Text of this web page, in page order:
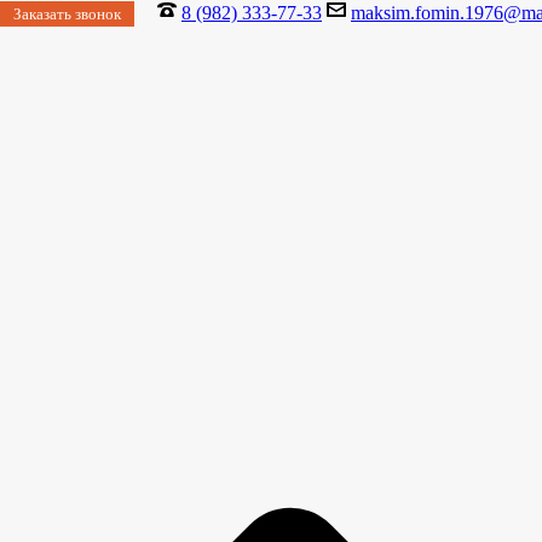
Заказать звонок 8 (982) 333-77-33